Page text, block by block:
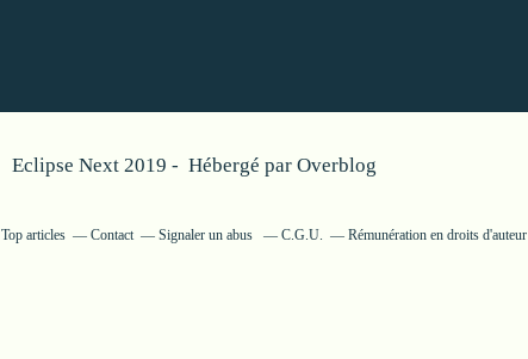
Eclipse Next 2019 - Hébergé par Overblog
Top articles Contact Signaler un abus C.G.U. Rémunération en droits d'auteur